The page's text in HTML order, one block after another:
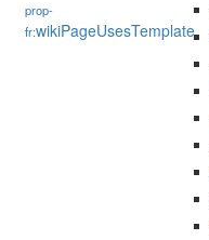
prop-
fr:wikiPageUsesTemplate